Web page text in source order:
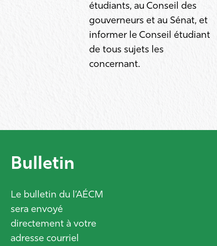
étudiants, au Conseil des
gouverneurs et au Sénat, et
informer le Conseil étudiant
de tous sujets les
concernant.
Bulletin
Le bulletin du l’AÉCM
sera envoyé
directement à votre
adresse courriel